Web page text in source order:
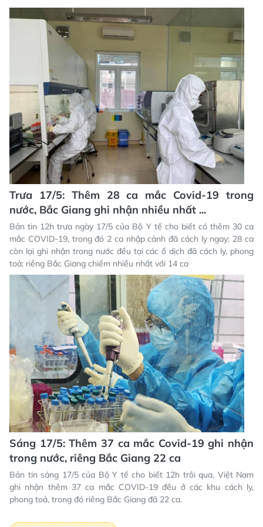
Trưa 17/5: Thêm 28 ca mắc Covid-19 trong
nước, Bắc Giang ghi nhận nhiều nhất ...
Bản tin 12h trưa ngày 17/5 của Bộ Y tế cho biết có thêm 30 ca
mắc COVID-19, trong đó 2 ca nhập cảnh đã cách ly ngay; 28 ca
còn lại ghi nhận trong nước đều tại các ổ dịch đã cách ly, phong
toả; riêng Bắc Giang chiếm nhiều nhất với 14 ca
Sáng 17/5: Thêm 37 ca mắc Covid-19 ghi nhận
trong nước, riêng Bắc Giang 22 ca
Bản tin sáng 17/5 của Bộ Y tế cho biết 12h trôi qua, Việt Nam
ghi nhận thêm 37 ca mắc COVID-19 đều ở các khu cách ly,
phong toả, trong đó riêng Bắc Giang đã 22 ca.